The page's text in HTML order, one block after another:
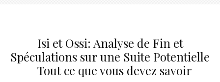
Isi et Ossi: Analyse de Fin et
Spéculations sur une Suite Potentielle
– Tout ce que vous devez savoir